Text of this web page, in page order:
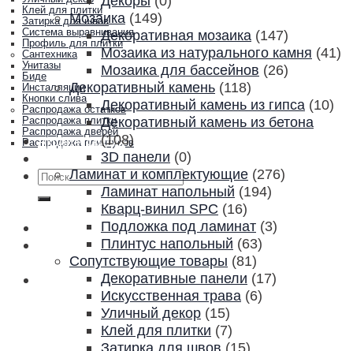
Клей для плитки
Затирка для швов
Система выравнивания
Профиль для плитки
Сантехника
Унитазы
Биде
Инсталляции
Кнопки слива
Распродажа остатков
Распродажа плитки
Распродажа дверей
Распродажа плинтусов
Акции и скидки
Контакты
Искать:
Мозаика (149)
Декоративная мозаика (147)
Мозаика из натурального камня (41)
Мозаика для бассейнов (26)
Декоративный камень (118)
Декоративный камень из гипса (10)
Декоративный камень из бетона
(108)
3D панели (0)
Ламинат и комплектующие (276)
Ламинат напольный (194)
Кварц-винил SPC (16)
Подложка под ламинат (3)
Плинтус напольный (63)
Сопутствующие товары (81)
Декоративные панели (17)
Искусственная трава (6)
Уличный декор (15)
Клей для плитки (7)
Затирка для швов (15)